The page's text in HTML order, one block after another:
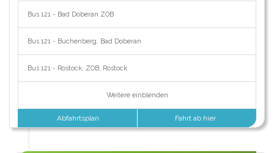
Bus 121 - Bad Doberan ZOB
Bus 121 - Buchenberg, Bad Doberan
Bus 121 - Rostock, ZOB, Rostock
Weitere einblenden
Abfahrtsplan Fahrt ab hier